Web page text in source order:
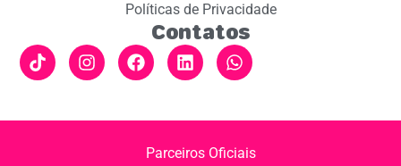
Políticas de Privacidade
Contatos
Parceiros Oficiais